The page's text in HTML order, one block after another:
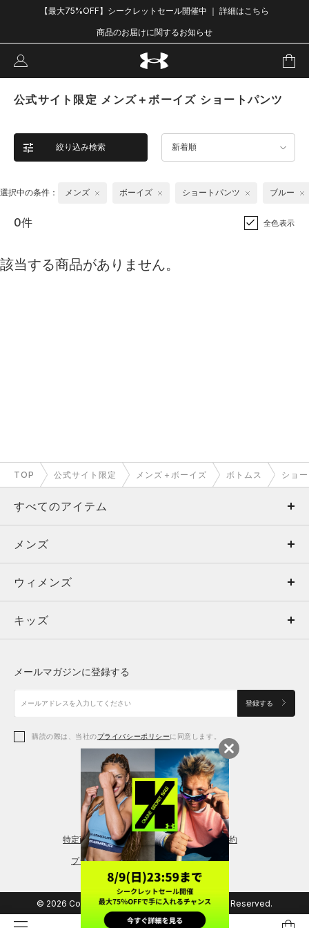
【最大75%OFF】シークレットセール開催中 ｜ 詳細はこちら
商品のお届けに関するお知らせ
公式サイト限定 メンズ＋ボーイズ ショートパンツ
絞り込み検索 新着順
選択中の条件： メンズ ボーイズ ショートパンツ ブルー
0件 全色表示
該当する商品がありません。
TOP 公式サイト限定 メンズ＋ボーイズ ボトムス ショ
すべてのアイテム
メンズ
ウィメンズ
キッズ
アクセサリー
メンズ
トップス
ボトムス
アクセサリー
ウィメンズ
トップス
シューズ
アクセサリー
レギンス＆タイツ
キッズ
シューズ
メールマガジンに登録する
登録する
購読の際は、当社のプライバシーポリシーに同意します。
特定商取引法に基づく通販の表記 会員規約
プライバシーポリシー
© 2026 Copyright DOME Corporation. All Rights Reserved.